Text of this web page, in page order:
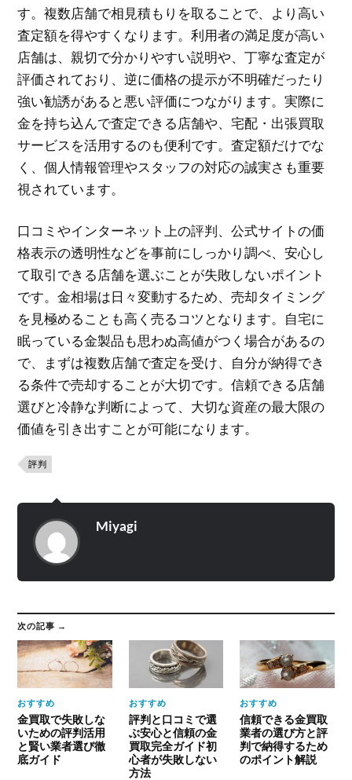
す。複数店舗で相見積もりを取ることで、より高い
査定額を得やすくなります。利用者の満足度が高い
店舗は、親切で分かりやすい説明や、丁寧な査定が
評価されており、逆に価格の提示が不明確だったり
強い勧誘があると悪い評価につながります。実際に
金を持ち込んで査定できる店舗や、宅配・出張買取
サービスを活用するのも便利です。査定額だけでな
く、個人情報管理やスタッフの対応の誠実さも重要
視されています。
口コミやインターネット上の評判、公式サイトの価
格表示の透明性などを事前にしっかり調べ、安心し
て取引できる店舗を選ぶことが失敗しないポイント
です。金相場は日々変動するため、売却タイミング
を見極めることも高く売るコツとなります。自宅に
眠っている金製品も思わぬ高値がつく場合があるの
で、まずは複数店舗で査定を受け、自分が納得でき
る条件で売却することが大切です。信頼できる店舗
選びと冷静な判断によって、大切な資産の最大限の
価値を引き出すことが可能になります。
評判
Miyagi
次の記事 →
おすすめ
金買取で失敗しな
いための評判活用
と賢い業者選び徹
底ガイド
おすすめ
評判と口コミで選
ぶ安心と信頼の金
買取完全ガイド初
心者が失敗しない
方法
おすすめ
信頼できる金買取
業者の選び方と評
判で納得するため
のポイント解説